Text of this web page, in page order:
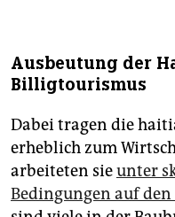
Ausbeutung der
Billigtourismus
Dabei tragen die
erheblich zum
arbeiteten sieunter
Bedingungen auf